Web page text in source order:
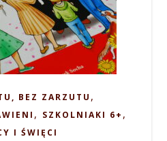
BEZ ZARZUTU ,
, SZKOLNIAKI 6+ ,
I ŚWIĘCI